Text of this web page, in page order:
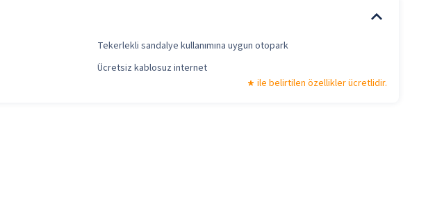
Tekerlekli sandalye kullanımına uygun otopark
Ücretsiz kablosuz internet
ile belirtilen özellikler ücretlidir.